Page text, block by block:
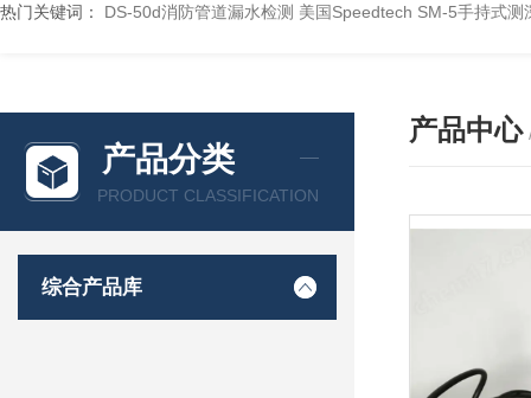
热门关键词： DS-50d消防管道漏水检测 美国Speedtech SM-5手持式测
产品分类
PRODUCT CLASSIFICATION
综合产品库
产品中心